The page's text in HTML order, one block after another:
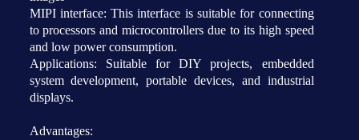
MIPI interface: This interface is suitable for connecting
to processors and microcontrollers due to its high speed
and low power consumption.
Applications: Suitable for DIY projects, embedded
system development, portable devices, and industrial
displays.
Advantages: